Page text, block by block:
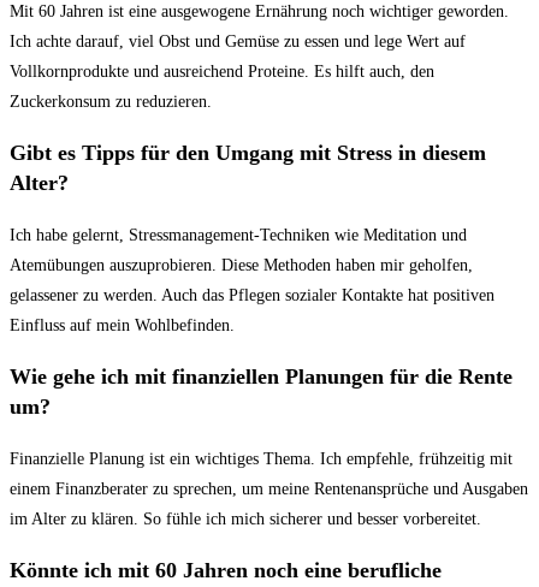
Mit 60 Jahren ist eine ausgewogene Ernährung noch wichtiger geworden.
Ich achte darauf, viel Obst und Gemüse zu essen und lege Wert auf
Vollkornprodukte und ⁣ausreichend Proteine. Es hilft ‌auch, den
Zuckerkonsum zu ‌reduzieren.
Gibt⁢ es Tipps ⁢für den Umgang mit Stress in diesem
Alter?
Ich habe gelernt, Stressmanagement-Techniken wie ⁣Meditation und
‍Atemübungen ⁤auszuprobieren. Diese Methoden haben mir geholfen,
⁣gelassener ‌zu werden. Auch das Pflegen sozialer Kontakte hat⁣ positiven
Einfluss auf mein Wohlbefinden.
Wie gehe ⁢ich mit finanziellen Planungen für die Rente
um?
Finanzielle Planung ist ein wichtiges Thema. Ich empfehle, frühzeitig mit
⁢einem Finanzberater zu sprechen, ⁢um meine Rentenansprüche und Ausgaben
im Alter zu klären. So‌ fühle ich mich sicherer und besser vorbereitet.
Könnte ich mit‍ 60 Jahren noch eine berufliche